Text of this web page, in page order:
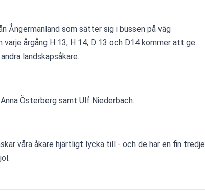
Ångermanland som sätter sig i bussen på väg
årgång H 13, H 14, D 13 och D14 kommer att ge
landskapsåkare.
Österberg samt Ulf Niederbach.
våra åkare hjärtligt lycka till - och de har en fin tredje